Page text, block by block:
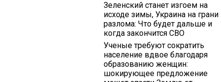
Зеленский станет изгоем на
исходе зимы, Украина на грани
разлома: Что будет дальше и
когда закончится СВО
Ученые требуют сократить
население вдвое благодаря
образованию женщин:
шокирующее предложение